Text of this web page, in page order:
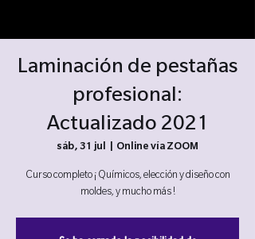
Laminación de pestañas
profesional:
Actualizado 2021
sáb, 31 jul Online vía ZOOM
Curso completo ¡ Químicos, elección y diseño con
moldes, y mucho más !